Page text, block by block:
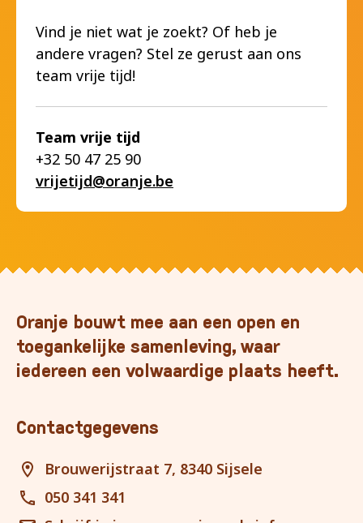
Vind je niet wat je zoekt? Of heb je
andere vragen? Stel ze gerust aan ons
team vrije tijd!
Team vrije tijd
+32 50 47 25 90
vrijetijd@oranje.be
Oranje bouwt mee aan een open en
toegankelijke samenleving, waar
iedereen een volwaardige plaats heeft.
Contactgegevens
Brouwerijstraat 7, 8340 Sijsele
050 341 341